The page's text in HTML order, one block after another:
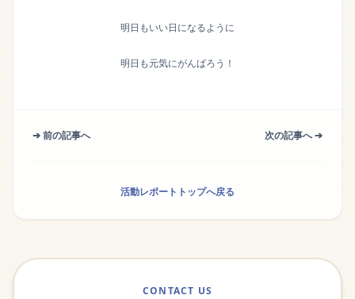
明日もいい日になるように
明日も元気にがんばろう！
➔ 前の記事へ 次の記事へ ➔
活動レポートトップへ戻る
CONTACT US